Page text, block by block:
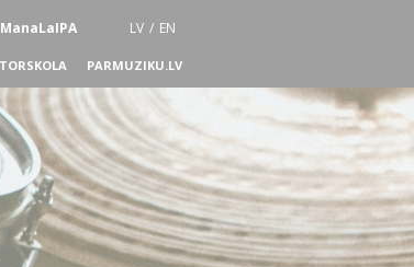
ManaLaIPA LV / EN
PARMUZIKU.LV